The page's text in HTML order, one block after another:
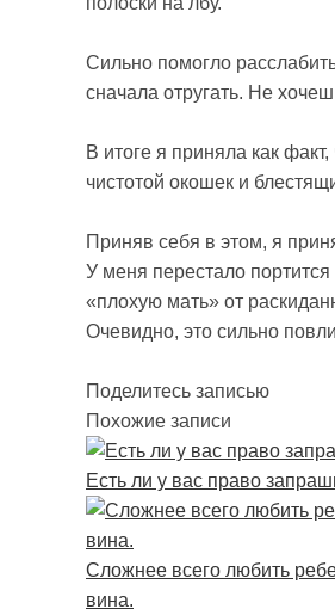
Сильно помогло
сначала отругать. Не
В итоге я приняла как
чистотой окошек и
Приняв себя в этом, я
У меня перестало
«плохую мать» от
Очевидно, это сильно
Поделитесь записью
Похожие записи
Есть ли у вас право
Сложнее всего любить
вина.